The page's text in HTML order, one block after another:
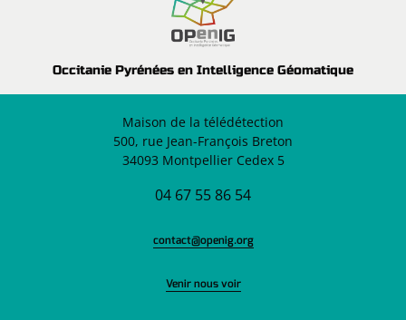
Occitanie Pyrénées en Intelligence Géomatique
Maison de la télédétection
500, rue Jean-François Breton
34093 Montpellier Cedex 5
04 67 55 86 54
contact@openig.org
Venir nous voir